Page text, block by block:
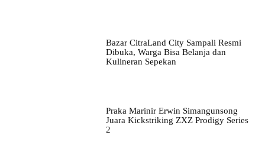
Bazar CitraLand City Sampali Resmi
Dibuka, Warga Bisa Belanja dan
Kulineran Sepekan
Praka Marinir Erwin Simangunsong
Juara Kickstriking ZXZ Prodigy Series
2